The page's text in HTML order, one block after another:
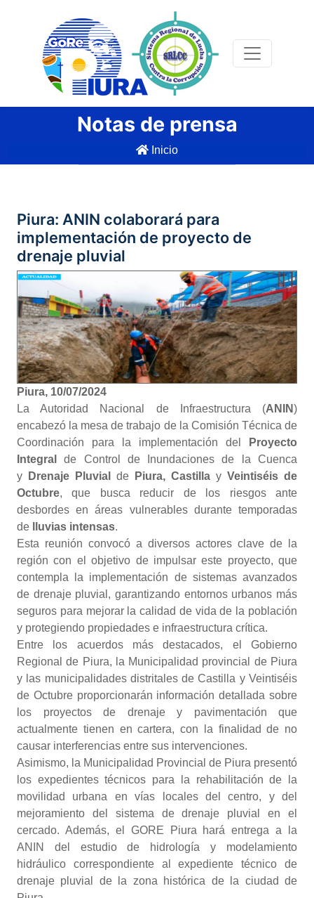
Notas de prensa
Inicio
Piura: ANIN colaborará para
implementación de proyecto de
drenaje pluvial
Piura, 10/07/2024
La Autoridad Nacional de Infraestructura (ANIN)
encabezó la mesa de trabajo de la Comisión Técnica de
Coordinación para la implementación del
Proyecto
Integral
de Control de Inundaciones de la Cuenca
y
Drenaje Pluvial de Piura, Castilla y Veintiséis de
Octubre, que busca reducir de los riesgos ante
desbordes en áreas vulnerables durante temporadas
de
lluvias intensas.
Esta reunión convocó a diversos actores clave de la
región con el objetivo de impulsar este proyecto, que
contempla la implementación de sistemas avanzados
de drenaje pluvial, garantizando entornos urbanos más
seguros para mejorar la calidad de vida de la población
y protegiendo propiedades e infraestructura crítica.
Entre los acuerdos más destacados, el Gobierno
Regional de Piura, la Municipalidad provincial de Piura
y las municipalidades distritales de Castilla y Veintiséis
de Octubre proporcionarán información detallada sobre
los proyectos de drenaje y pavimentación que
actualmente tienen en cartera, con la finalidad de no
causar interferencias entre sus intervenciones.
Asimismo, la Municipalidad Provincial de Piura presentó
los expedientes técnicos para la rehabilitación de la
movilidad urbana en vías locales del centro, y del
mejoramiento del sistema de drenaje pluvial en el
cercado. Además, el GORE Piura hará entrega a la
ANIN del estudio de hidrología y modelamiento
hidráulico correspondiente al expediente técnico de
drenaje pluvial de la zona histórica de la ciudad de